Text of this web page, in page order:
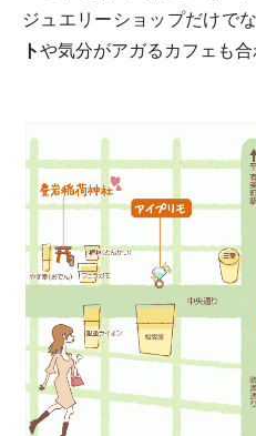
ジュエリーショップだけでな
トや気分がアガるカフェも合